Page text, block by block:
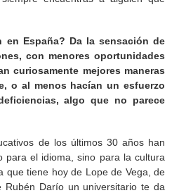
en España? Da la sensación de
con menores oportunidades
curiosamente mejores maneras
o al menos hacían un esfuerzo
algo que no parece
de los últimos 30 años han
para el idioma, sino para la cultura
que tiene hoy de Lope de Vega, de
Rubén Darío un universitario te da